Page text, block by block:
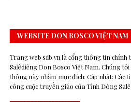
WEBSITE DON BOSCO VIỆT NAM
Trang web sdb.vn là cổng thông tin chính
Salêdiêng Don Bosco Việt Nam. Chúng
thông này nhằm mục đích: Cập nhật: Các
công cuộc truyền giáo của Tỉnh Dòng